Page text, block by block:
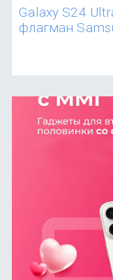
Galaxy S24
флагман